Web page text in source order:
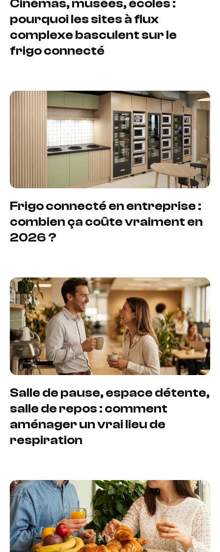
Cinémas, musées, écoles :
pourquoi les sites à flux
complexe basculent sur le
frigo connecté
Frigo connecté en entreprise :
combien ça coûte vraiment en
2026 ?
Salle de pause, espace détente,
salle de repos : comment
aménager un vrai lieu de
respiration